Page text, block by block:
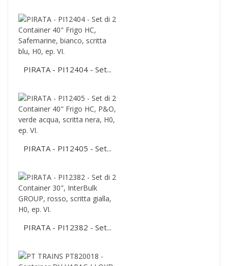
PIRATA - PI12404 - Set...
PIRATA - PI12405 - Set...
PIRATA - PI12382 - Set...